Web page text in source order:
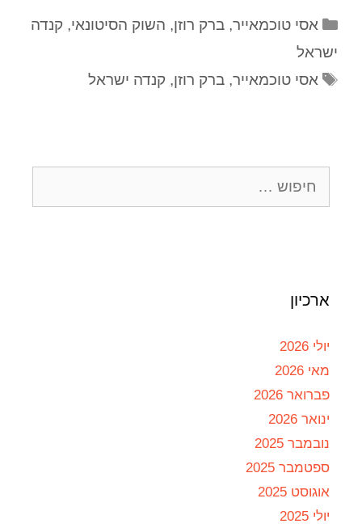
אסי טוכמאייר,ברק רוזן, השוק הסיטונאי,קנדה
ישראל
אסי טוכמאייר,ברק רוזן,קנדה ישראל
ארכיון
יולי 2026
מאי 2026
פברואר 2026
ינואר 2026
נובמבר 2025
ספטמבר 2025
אוגוסט 2025
יולי 2025